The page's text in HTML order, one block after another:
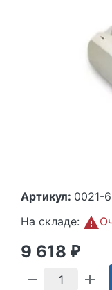
Артикул: 0021-
На складе:
9 618 ₽